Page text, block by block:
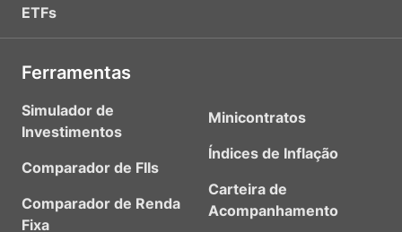
ETFs
Ferramentas
Simulador de
Investimentos
Comparador de FIIs
Comparador de Renda
Fixa
Minicontratos
Índices de Inflação
Carteira de
Acompanhamento